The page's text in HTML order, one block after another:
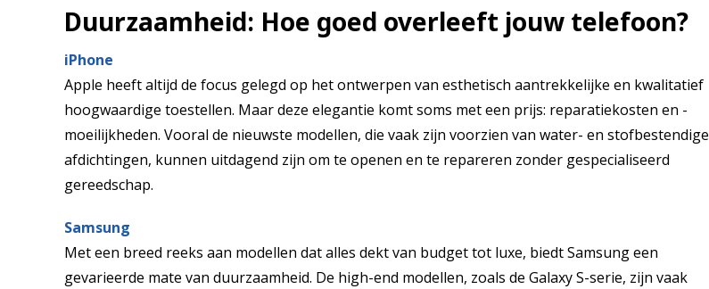
Duurzaamheid: Hoe goed overleeft jouw telefoon?
iPhone
Apple heeft altijd de focus gelegd op het ontwerpen van esthetisch aantrekkelijke en kwalitatief
hoogwaardige toestellen. Maar deze elegantie komt soms met een prijs: reparatiekosten en -
moeilijkheden. Vooral de nieuwste modellen, die vaak zijn voorzien van water- en stofbestendige
afdichtingen, kunnen uitdagend zijn om te openen en te repareren zonder gespecialiseerd
gereedschap.
Samsung
Met een breed reeks aan modellen dat alles dekt van budget tot luxe, biedt Samsung een
gevarieerde mate van duurzaamheid. De high-end modellen, zoals de Galaxy S-serie, zijn vaak